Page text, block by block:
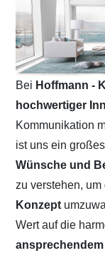
Bei Hoffmann -
hochwertiger
Kommunikation
ist uns ein
Wünsche und
zu verstehen,
Konzept
Wert auf die